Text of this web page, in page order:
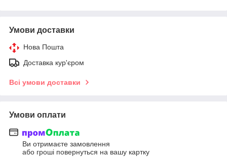
Умови доставки
Нова Пошта
Доставка кур'єром
Всі умови доставки
Умови оплати
Ви отримаєте замовлення
або гроші повернуться на вашу картку